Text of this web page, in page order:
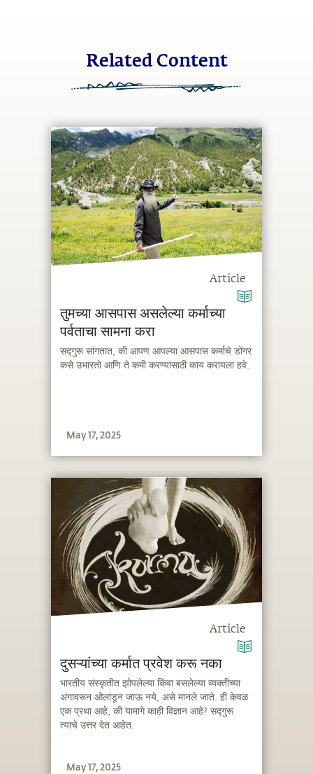
Related Content
Article
तुमच्या आसपास असलेल्या कर्माच्या
पर्वताचा सामना करा
सद्गुरू सांगतात, की आपण आपल्या आसपास कर्माचे डोंगर
कसे उभारतो आणि ते कमी करण्यासाठी काय करायला हवे.
May 17, 2025
Article
दुसऱ्यांच्या कर्मात प्रवेश करू नका
भारतीय संस्कृतीत झोपलेल्या किंवा बसलेल्या व्यक्तीच्या
अंगावरून ओलांडून जाऊ नये, असे मानले जाते. ही केवळ
एक प्रथा आहे, की यामागे काही विज्ञान आहे? सद्गुरू
त्याचे उत्तर देत आहेत.
May 17, 2025